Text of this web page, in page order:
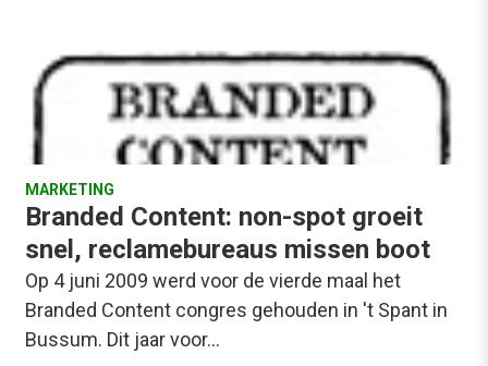
MARKETING
Branded Content: non-spot groeit
snel, reclamebureaus missen boot
Op 4 juni 2009 werd voor de vierde maal het
Branded Content congres gehouden in 't Spant in
Bussum. Dit jaar voor…